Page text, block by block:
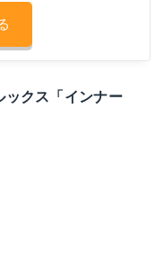
ックス「インナー